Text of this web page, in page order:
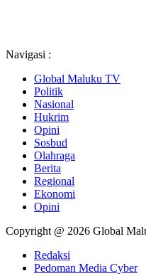
Navigasi :
Global Maluku TV
Politik
Nasional
Hukrim
Opini
Sosbud
Olahraga
Berita
Regional
Ekonomi
Opini
Copyright @ 2026 Global
Redaksi
Pedoman Media Cyber